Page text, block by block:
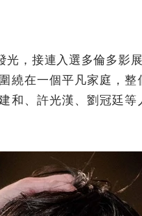
光，接連入選多倫多
繞在一個平凡家庭，
和、許光漢、劉冠廷